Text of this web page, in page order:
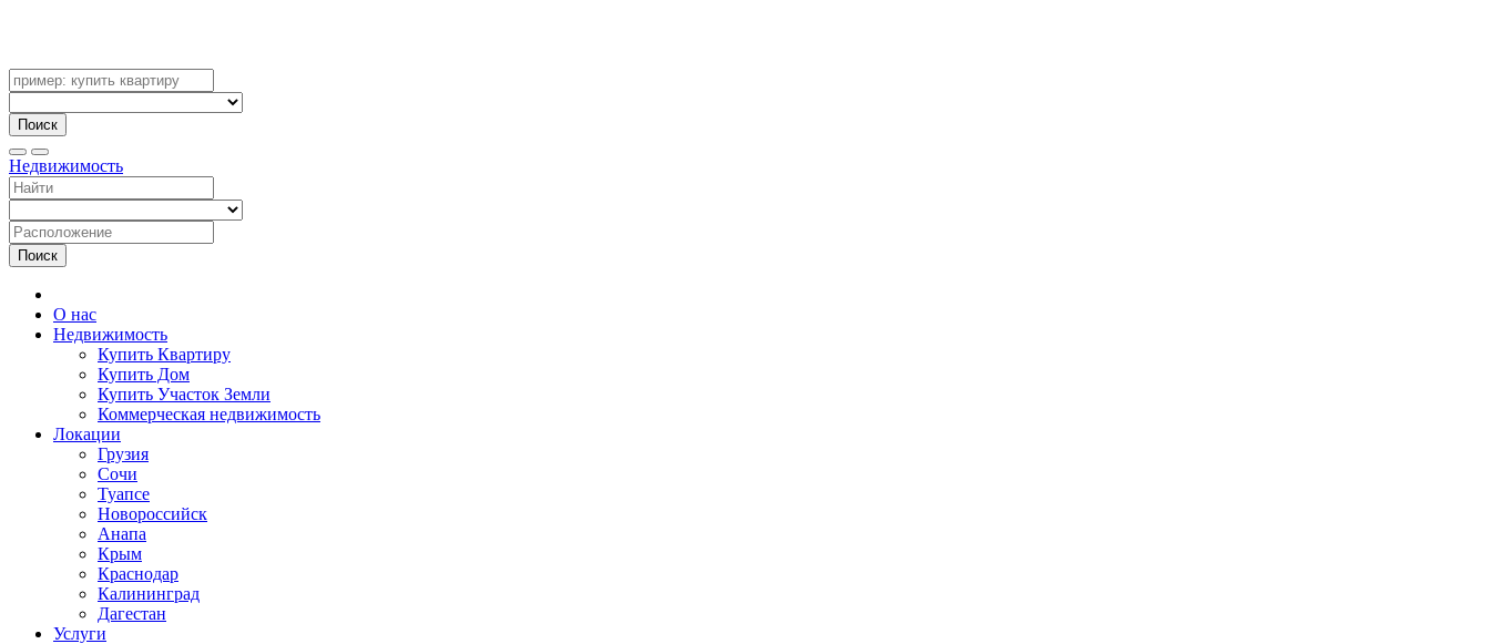
Поиск
Недвижимость
Поиск
О нас
Недвижимость
Купить Квартиру
Купить Дом
Купить Участок Земли
Коммерческая недвижимость
Локации
Грузия
Сочи
Туапсе
Новороссийск
Анапа
Крым
Краснодар
Калининград
Дагестан
Услуги